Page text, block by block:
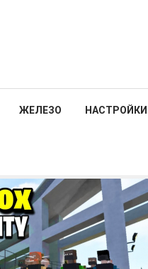
ЖЕЛЕЗО НАСТРОЙКИ